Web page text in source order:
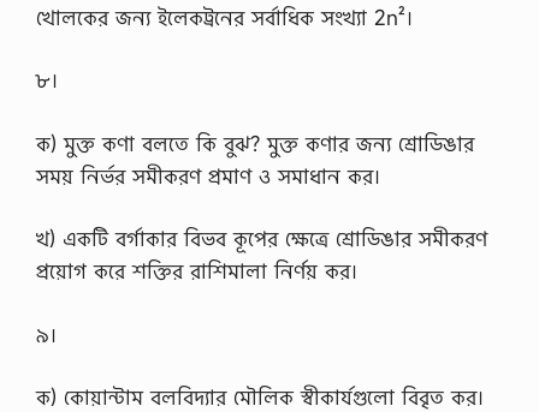
খোলকের জন্য ইলেকট্রনের সর্বাধিক সংখ্যা 2n²।
৮।
ক) মুক্ত কণা বলতে কি বুঝ? মুক্ত কণার জন্য শ্রোডিঙার
সময় নির্ভর সমীকরণ প্রমাণ ও সমাধান কর।
খ) একটি বর্গাকার বিভব কূপের ক্ষেত্রে শ্রোডিঙার সমীকরণ
প্রয়োগ করে শক্তির রাশিমালা নির্ণয় কর।
৯।
ক) কোয়ান্টাম বলবিদ্যার মৌলিক স্বীকার্যগুলো বিবৃত কর।